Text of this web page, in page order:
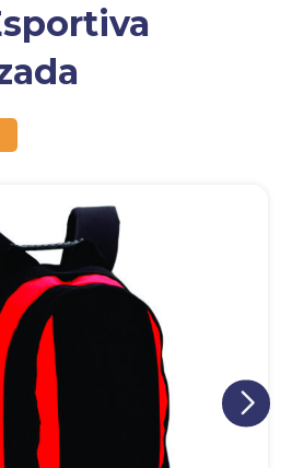
receber comunicações.
comprometida a proteger e respeitar
seus dados apenas para fins
pode alterar suas preferências a
conversa